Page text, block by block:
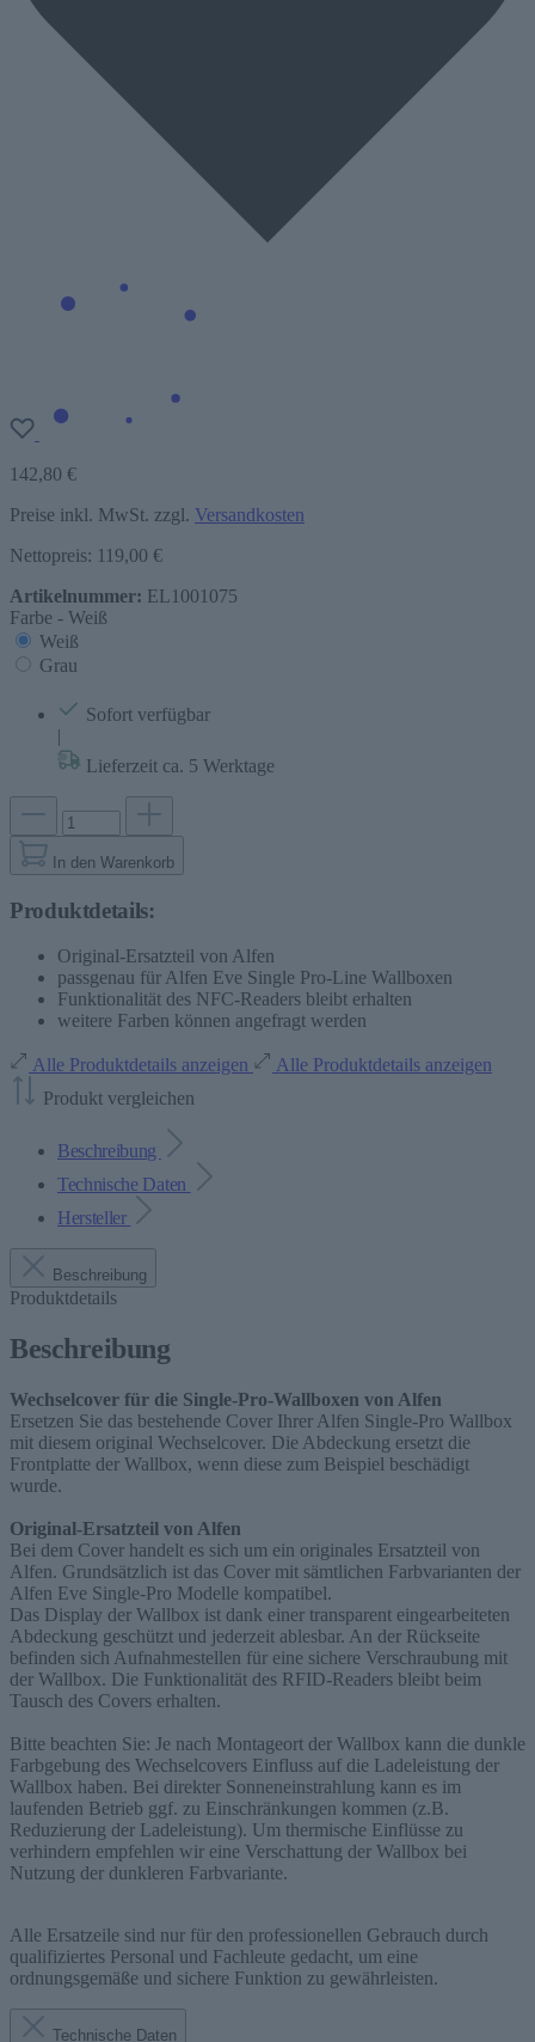
142,80 €
Preise inkl. MwSt. zzgl. Versandkosten
Nettopreis: 119,00 €
Artikelnummer: EL1001075
Farbe - Weiß
Weiß
Grau
Sofort verfügbar
|
Lieferzeit ca. 5 Werktage
In den Warenkorb
Produktdetails:
Original-Ersatzteil von Alfen
passgenau für Alfen Eve Single Pro-Line Wallboxen
Funktionalität des NFC-Readers bleibt erhalten
weitere Farben können angefragt werden
Alle Produktdetails anzeigen
Alle Produktdetails anzeigen
Produkt vergleichen
Beschreibung
Technische Daten
Hersteller
Beschreibung
Produktdetails
Beschreibung
Wechselcover für die Single-Pro-Wallboxen von Alfen
Ersetzen Sie das bestehende Cover Ihrer Alfen Single-Pro Wallbox
mit diesem original Wechselcover. Die Abdeckung ersetzt die
Frontplatte der Wallbox, wenn diese zum Beispiel beschädigt
wurde.
Original-Ersatzteil von Alfen
Bei dem Cover handelt es sich um ein originales Ersatzteil von
Alfen. Grundsätzlich ist das Cover mit sämtlichen Farbvarianten der
Alfen Eve Single-Pro Modelle kompatibel.
Das Display der Wallbox ist dank einer transparent eingearbeiteten
Abdeckung geschützt und jederzeit ablesbar. An der Rückseite
befinden sich Aufnahmestellen für eine sichere Verschraubung mit
der Wallbox. Die Funktionalität des RFID-Readers bleibt beim
Tausch des Covers erhalten.
Bitte beachten Sie: Je nach Montageort der Wallbox kann die dunkle
Farbgebung des Wechselcovers Einfluss auf die Ladeleistung der
Wallbox haben. Bei direkter Sonneneinstrahlung kann es im
laufenden Betrieb ggf. zu Einschränkungen kommen (z.B.
Reduzierung der Ladeleistung). Um thermische Einflüsse zu
verhindern empfehlen wir eine Verschattung der Wallbox bei
Nutzung der dunkleren Farbvariante.
Alle Ersatzeile sind nur für den professionellen Gebrauch durch
qualifiziertes Personal und Fachleute gedacht, um eine
ordnungsgemäße und sichere Funktion zu gewährleisten.
Technische Daten